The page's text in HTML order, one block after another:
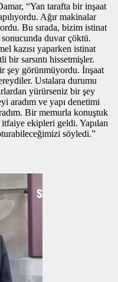
“Yan tarafta bir inşaat
Ağır makinalar
Bu sırada, bizim istinat
sonucunda duvar çöktü.
kazısı yaparken istinat
bir sarsıntı hissetmişler.
şey görünmüyordu. İnşaat
Ustalara durumu
yürürseniz bir şey
aradım ve yapı denetimi
Bir memurla konuştuk
ekipleri geldi. Yapılan
söyledi.”